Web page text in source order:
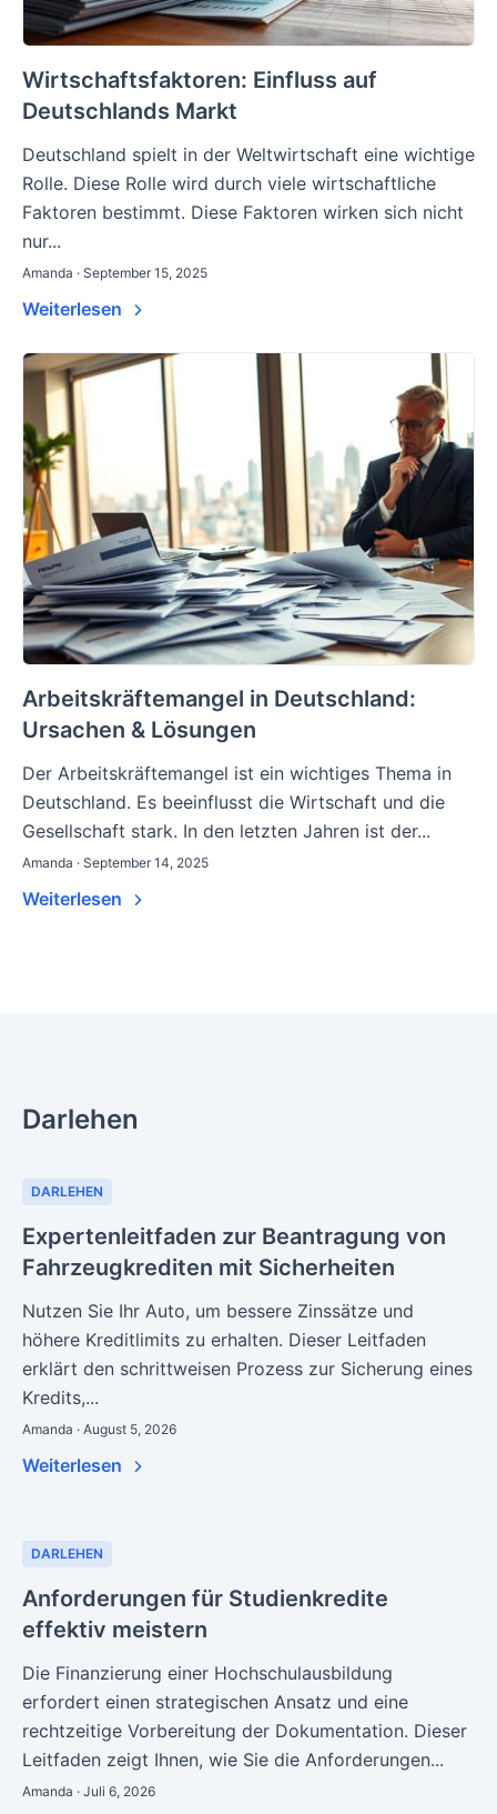
Wirtschaftsfaktoren: Einfluss auf
Deutschlands Markt
Deutschland spielt in der Weltwirtschaft eine wichtige
Rolle. Diese Rolle wird durch viele wirtschaftliche
Faktoren bestimmt. Diese Faktoren wirken sich nicht
nur...
Amanda · September 15, 2025
Weiterlesen
Arbeitskräftemangel in Deutschland:
Ursachen & Lösungen
Der Arbeitskräftemangel ist ein wichtiges Thema in
Deutschland. Es beeinflusst die Wirtschaft und die
Gesellschaft stark. In den letzten Jahren ist der...
Amanda · September 14, 2025
Weiterlesen
Darlehen
DARLEHEN
Expertenleitfaden zur Beantragung von
Fahrzeugkrediten mit Sicherheiten
Nutzen Sie Ihr Auto, um bessere Zinssätze und
höhere Kreditlimits zu erhalten. Dieser Leitfaden
erklärt den schrittweisen Prozess zur Sicherung eines
Kredits,...
Amanda · August 5, 2026
Weiterlesen
DARLEHEN
Anforderungen für Studienkredite
effektiv meistern
Die Finanzierung einer Hochschulausbildung
erfordert einen strategischen Ansatz und eine
rechtzeitige Vorbereitung der Dokumentation. Dieser
Leitfaden zeigt Ihnen, wie Sie die Anforderungen...
Amanda · Juli 6, 2026